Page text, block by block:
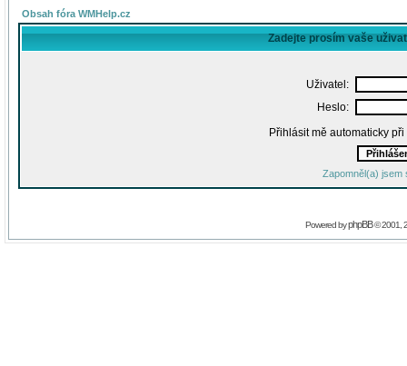
Obsah fóra WMHelp.cz
Zadejte prosím vaše
Uživatel:
Heslo:
Přihlásit mě automaticky
Zapomněl(a) jsem
Powered byphpBB© 2001,